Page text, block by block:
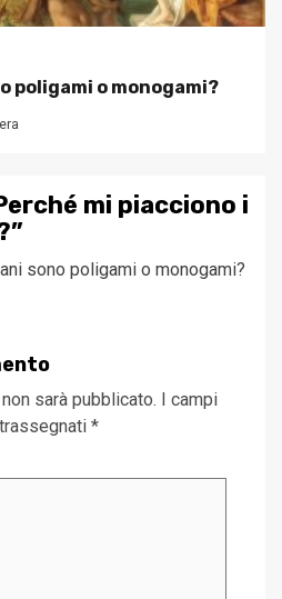
poligami o monogami?
mi piacciono i
”
sono poligami o monogami?
sarà pubblicato. I campi
*